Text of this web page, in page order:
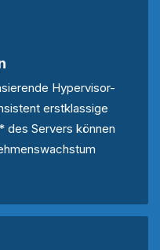
Hypervisor-
erstklassige
des Servers können